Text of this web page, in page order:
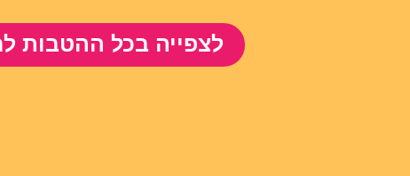
לצפייה בכל ההטבות